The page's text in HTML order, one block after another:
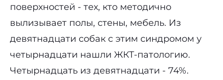
поверхностей - тех, кто методично
вылизывает полы, стены, мебель. Из
девятнадцати собак с этим синдромом у
четырнадцати нашли ЖКТ-патологию.
Четырнадцать из девятнадцати - 74%.